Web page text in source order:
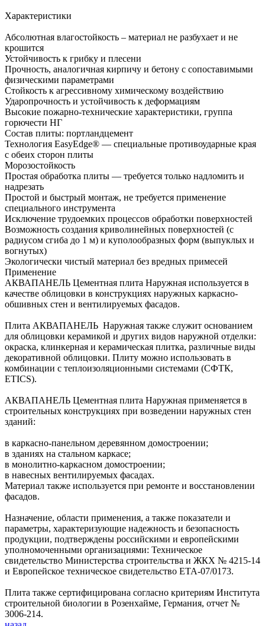
Характеристики
Абсолютная влагостойкость – материал не разбухает и не
крошится
Устойчивость к грибку и плесени
Прочность, аналогичная кирпичу и бетону с сопоставимыми
физическими параметрами
Стойкость к агрессивному химическому воздействию
Ударопрочность и устойчивость к деформациям
Высокие пожарно-технические характеристики, группа
горючести НГ
Состав плиты: портландцемент
Технология EasyEdge® — специальные противоударные края
с обеих сторон плиты
Морозостойкость
Простая обработка плиты — требуется только надломить и
надрезать
Простой и быстрый монтаж, не требуется применение
специального инструмента
Исключение трудоемких процессов обработки поверхностей
Возможность создания криволинейных поверхностей (с
радиусом сгиба до 1 м) и куполообразных форм (выпуклых и
вогнутых)
Экологически чистый материал без вредных примесей
Применение
АКВАПАНЕЛЬ Цементная плита Наружная используется в
качестве облицовки в конструкциях наружных каркасно-
обшивных стен и вентилируемых фасадов.
Плита АКВАПАНЕЛЬ Наружная также служит основанием
для облицовки керамикой и других видов наружной отделки:
окраска, клинкерная и керамическая плитка, различные виды
декоративной облицовки. Плиту можно использовать в
комбинации с теплоизоляционными системами (СФТК,
ETICS).
АКВАПАНЕЛЬ Цементная плита Наружная применяется в
строительных конструкциях при возведении наружных стен
зданий:
в каркасно-панельном деревянном домостроении;
в зданиях на стальном каркасе;
в монолитно-каркасном домостроении;
в навесных вентилируемых фасадах.
Материал также используется при ремонте и восстановлении
фасадов.
Назначение, области применения, а также показатели и
параметры, характеризующие надежность и безопасность
продукции, подтверждены российскими и европейскими
уполномоченными организациями: Техническое
свидетельство Министерства строительства и ЖКХ № 4215-14
и Европейское техническое свидетельство ETA-07/0173.
Плита также сертифицирована согласно критериям Института
строительной биологии в Розенхайме, Германия, отчет №
3006-214.